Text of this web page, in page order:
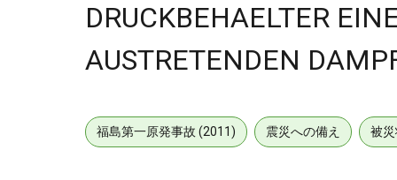
DRUCKBEHAELTER
AUSTRETENDEN
福島第一原発事故 (2011) 震災への備え 被災